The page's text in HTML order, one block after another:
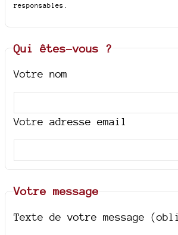
responsables.
Qui êtes-vous ?
Votre nom
Votre adresse email
Votre message
Texte de votre message